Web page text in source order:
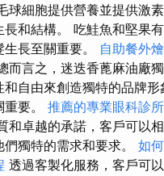
球細胞提供營養並提供激
和結構。 吃鮭魚和堅果
長至關重要。 自助餐外
而言之，迷迭香蓖麻油廠
自由來創造獨特的品牌
要。 推薦的專業眼科診所
和卓越的承諾，客戶可以
獨特的需求和要求。 如
透過客製化服務，客戶可